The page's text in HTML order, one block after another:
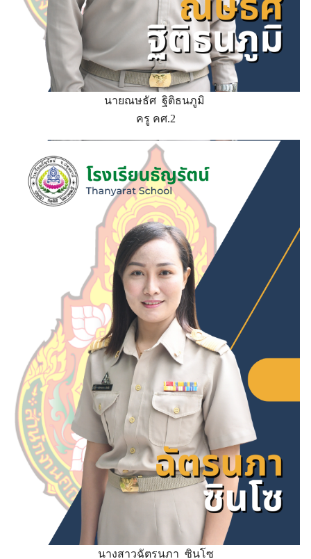
นายณษธัศ ฐิติธนภูมิ
ครู คศ.2
นางสาวฉัตรนภา ซินโซ